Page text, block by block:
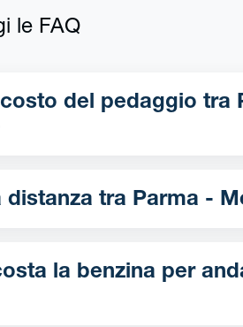
le FAQ
del pedaggio tra Parma -
Qual è la distanza tra
la benzina per andare da